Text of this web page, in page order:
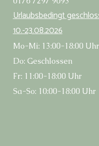
Urlaubs­be­dingt
10.-23.08.2026
Mo-Mi: 13:00-18:00 Uhr
Do: Geschlossen
Fr: 11:00-18:00 Uhr
Sa-So: 10:00-18:00 Uhr